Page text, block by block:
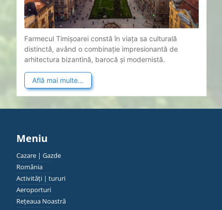
Farmecul Timișoarei constă în viața sa culturală
distinctă, având o combinație impresionantă de
arhitectura bizantină, barocă și modernistă.
Află mai multe...
Meniu
Cazare | Gazde
România
Activități | tururi
Aeroporturi
Rețeaua Noastră